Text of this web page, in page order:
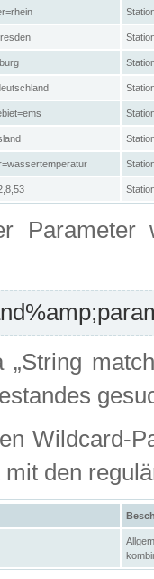
Parameter
Wildcard-
den